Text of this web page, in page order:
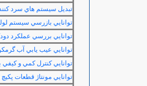
تبديل سيستم هاي سرد كننده فريون
توانايي بازرسي سيستم
توانايي بررسي عملكرد
توانايي عيب يابي آب
توانايي كنترل كمي و كيفي
توانايي مونتاژ قطعات